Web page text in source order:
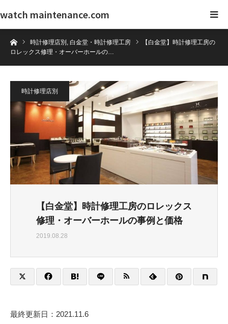
watch maintenance.com
ホーム時計修理店別 , 白金堂・時計修理工房
【白金堂】時計修理工房の
ロレックス修理・オーバーホールの…
時計修理店別
【白金堂】時計修理工房のロレックス
修理・オーバーホールの事例と価格
2019.08.28
最終更新日：2021.11.6